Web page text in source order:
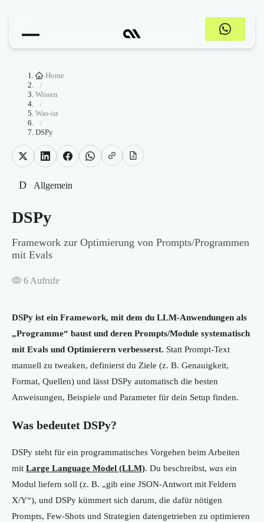
Home
/
Wissen
/
Was-ist
/
DSPy
D Allgemein
DSPy
Framework zur Optimierung von Prompts/Programmen
mit Evals
6 Aufrufe
DSPy ist ein Framework, mit dem du LLM-Anwendungen als
„Programme“ baust und deren Prompts/Module systematisch
mit Evals und Optimierern verbesserst. Statt Prompt-Text
manuell zu tweaken, definierst du Ziele (z. B. Genauigkeit,
Format, Quellen) und lässt DSPy automatisch die besten
Anweisungen, Beispiele und Parameter für dein Setup finden.
Was bedeutet DSPy?
DSPy steht für ein programmatisches Vorgehen beim Arbeiten
mit Large Language Model (LLM). Du beschreibst, was ein
Modul liefern soll (z. B. „gib eine JSON-Antwort mit Feldern
X/Y“), und DSPy kümmert sich darum, die dafür nötigen
Prompts, Few-Shots und Strategien datengetrieben zu optimieren